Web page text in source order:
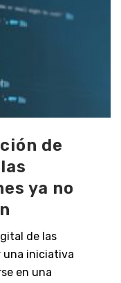
de
ya no
de las
una iniciativa
en una